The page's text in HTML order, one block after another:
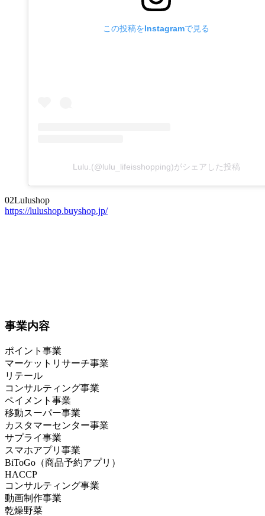
この投稿をInstagramで見る
Lulu.(@lulu_lifeisshopping)がシェアした投稿
02Lulushop
https://lulushop.buyshop.jp/
事業内容
ポイント事業
マーケットリサーチ事業
リテール
コンサルティング事業
ペイメント事業
移動スーパー事業
カスタマーセンター事業
サプライ事業
スマホアプリ事業
BiToGo（商品予約アプリ）
HACCP
コンサルティング事業
動画制作事業
乾燥野菜